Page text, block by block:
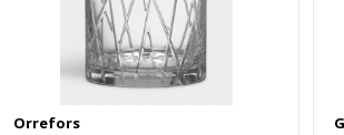
Orrefors